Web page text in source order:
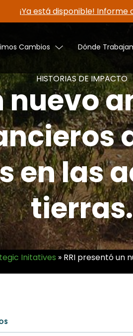
¡Ya está disponible! Informe
Cambios Dónde
HISTORIAS DE IMPACTO
nuevo
en las
tierras.
Initatives » RRI presentó un